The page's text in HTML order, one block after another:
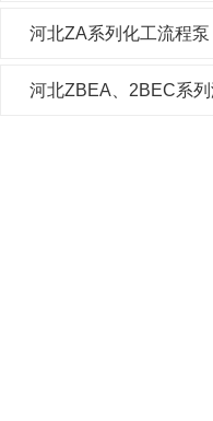
河北ZA系列化工流程泵
河北ZBEA、2BEC系列